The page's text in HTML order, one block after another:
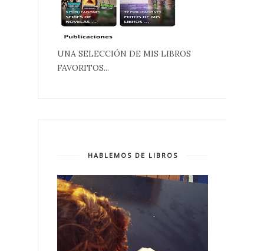
UNA SELECCIÓN DE MIS LIBROS
FAVORITOS...
HABLEMOS DE LIBROS